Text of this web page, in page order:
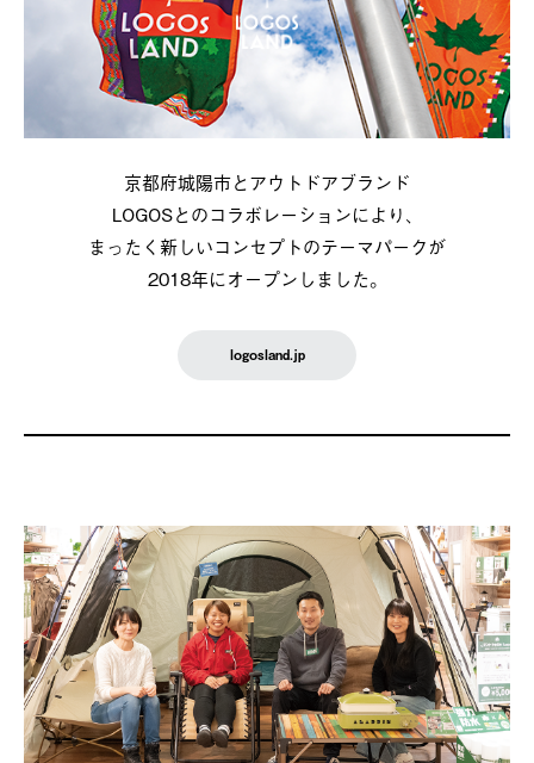
京都府城陽市とアウトドアブランド
LOGOSとのコラボレーションにより、
まったく新しいコンセプトのテーマパークが
2018年にオープンしました。
logosland.jp